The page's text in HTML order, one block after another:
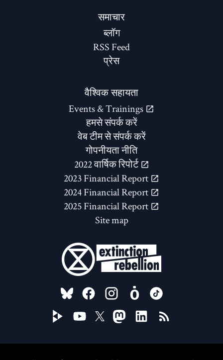
समाचार
ब्लॉग
RSS Feed
प्रेस
वैश्विक सहायता
Events & Trainings
हमसे संपर्क करें
वेब टीम से संपर्क करें
गोपनीयता नीति
2022 वार्षिक रिपोर्ट
2023 Financial Report
2024 Financial Report
2025 Financial Report
Site map
FOLLOW US ON